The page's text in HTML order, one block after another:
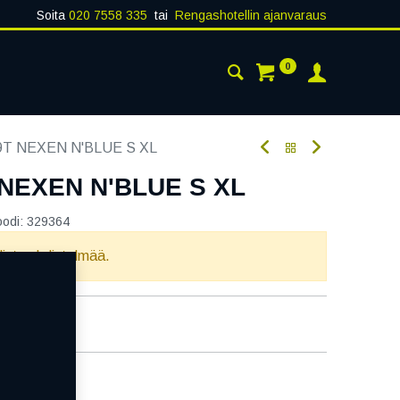
Soita 020 7558 335 tai Rengashotellin ajanvaraus
0
NEXEN N'BLUE S XL
N'BLUE S XL
329364
yhdistelmää.